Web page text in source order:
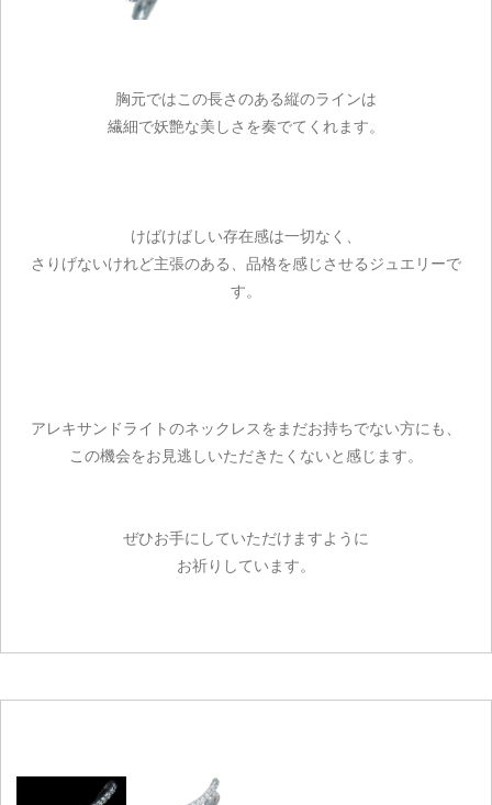
胸元ではこの長さのある縦のラインは
繊細で妖艶な美しさを奏でてくれます。
けばけばしい存在感は一切なく、
さりげないけれど主張のある、品格を感じさせるジュエリーで
す。
アレキサンドライトのネックレスをまだお持ちでない方にも、
この機会をお見逃しいただきたくないと感じます。
ぜひお手にしていただけますように
お祈りしています。
カートを見る